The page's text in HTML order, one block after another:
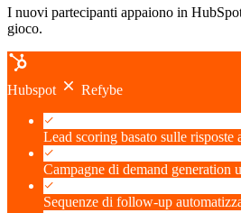
I nuovi partecipanti appaiono in
gioco.
Hubspot Refybe
Lead scoring basato sulle
Campagne di demand
Sequenze di follow-up